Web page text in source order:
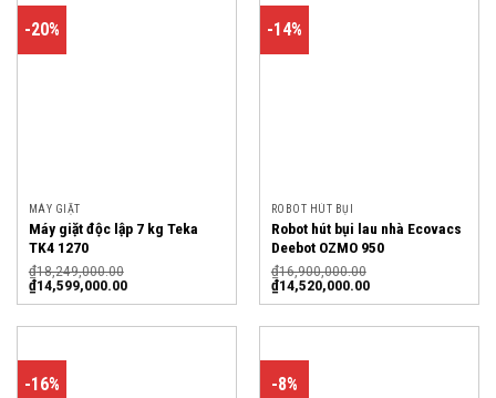
-20%
MÁY GIẶT
Máy giặt độc lập 7 kg Teka
TK4 1270
₫18,249,000.00
₫14,599,000.00
-14%
ROBOT HÚT BỤI
Robot hút bụi lau nhà Ecovacs
Deebot OZMO 950
₫16,900,000.00
₫14,520,000.00
-16% -8%